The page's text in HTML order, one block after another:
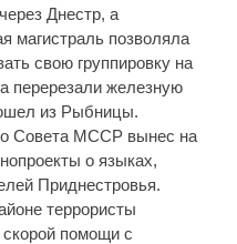
Днестр, а
магистраль позволяла
свою группировку на
перерезали железную
из Рыбницы.
Совета МССР вынес на
о языках,
Приднестровья.
террористы
помощи с